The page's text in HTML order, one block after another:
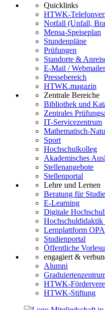
Quicklinks
HTWK-
Notfall (Unfall,
Mensa-Speiseplan
Stundenpläne
Prüfungen
Standorte &
E-Mail /
Pressebereich
HTWK.magazin
Zentrale Bereiche
Bibliothek und
Zentrales
IT-Servicezentrum
Mathematisch-
Sport
Hochschulkolleg
Akademisches
Stellenangebote
Stellenportal
Lehre und Lernen
Beratung für
E-Learning
Digitale
Hochschuldidaktik
Lernplattform
Studienportal
Öffentliche
engagiert &
Alumni
HTWK-
HTWK-Stiftung